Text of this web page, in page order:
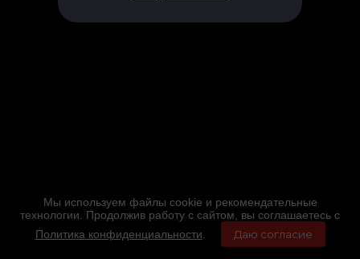
Мы используем файлы cookie и рекомендательные
технологии. Продолжив работу с сайтом, вы соглашаетесь с
Политика конфиденциальности
Даю согласие